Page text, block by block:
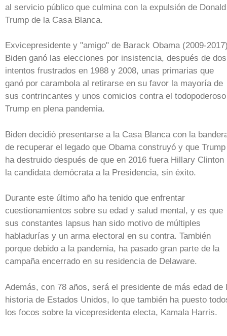
al servicio público que culmina con la expulsión de Donald
Trump de la Casa Blanca.
Exvicepresidente y "amigo" de Barack Obama (2009-
Biden ganó las elecciones por insistencia, después de dos
intentos frustrados en 1988 y 2008, unas primarias que
ganó por carambola al retirarse en su favor la mayoría de
sus contrincantes y unos comicios contra el todopoderoso
Trump en plena pandemia.
Biden decidió presentarse a la Casa Blanca con la
de recuperar el legado que Obama construyó y que Trump
ha destruido después de que en 2016 fuera Hillary Clinton
la candidata demócrata a la Presidencia, sin éxito.
Durante este último año ha tenido que enfrentar
cuestionamientos sobre su edad y salud mental, y es que
sus constantes lapsus han sido motivo de múltiples
habladurías y un arma electoral en su contra. También
porque debido a la pandemia, ha pasado gran parte de la
campaña encerrado en su residencia de Delaware.
Además, con 78 años, será el presidente de más edad de
historia de Estados Unidos, lo que también ha puesto
los focos sobre la vicepresidenta electa, Kamala Harris.